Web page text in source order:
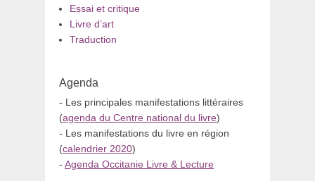
Essai et critique
Livre d’art
Traduction
Agenda
- Les principales manifestations littéraires
(agenda du Centre national du livre)
- Les manifestations du livre en région
(calendrier 2020)
- Agenda Occitanie Livre & Lecture